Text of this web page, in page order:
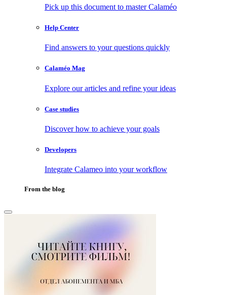
Pick up this document to master Calaméo
Help Center
Find answers to your questions quickly
Calaméo Mag
Explore our articles and refine your ideas
Case studies
Discover how to achieve your goals
Developers
Integrate Calameo into your workflow
From the blog